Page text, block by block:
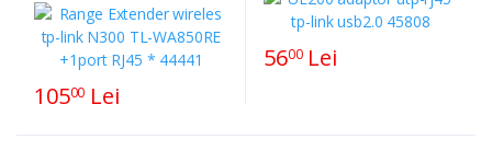
10500 Lei
5600Lei